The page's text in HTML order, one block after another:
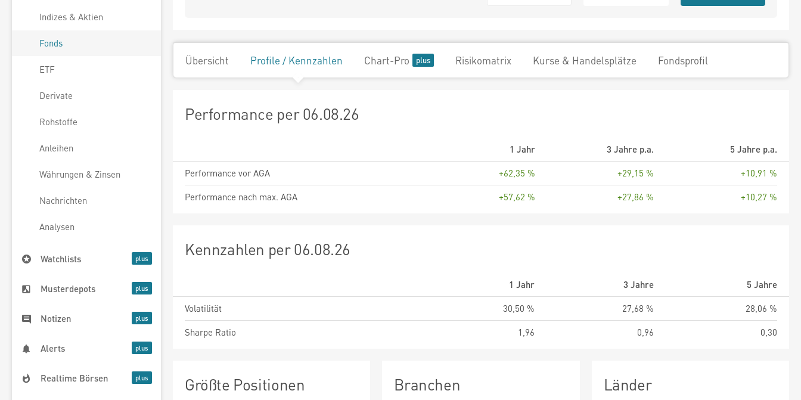
Indizes & Aktien
Fonds
ETF
Derivate
Rohstoffe
Anleihen
Währungen & Zinsen
Nachrichten
Analysen
Watchlists
Musterdepots
Notizen
Alerts
Realtime Börsen
Übersicht Profile / Kennzahlen Chart-Pro Risikomatrix Kurse & Handelsplätze Fondsprofil
Performance per 06.08.26
1 Jahr 3 Jahre p.a.
5 Jahre p.a.
Performance vor AGA
+62,35 % +29,15 %
+10,91 %
Performance nach max. AGA
+57,62 % +27,86 % +10,27 %
Kennzahlen per 06.08.26
1 Jahr 3 Jahre
5 Jahre
Volatilität
30,50 % 27,68 %
28,06 %
Sharpe Ratio
1,96 0,96 0,30
Größte Positionen Branchen Länder